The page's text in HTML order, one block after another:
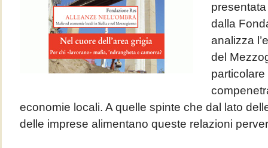
dalla
analizza
del
economie locali. A quelle spinte che dal lato
delle imprese alimentano queste relazioni